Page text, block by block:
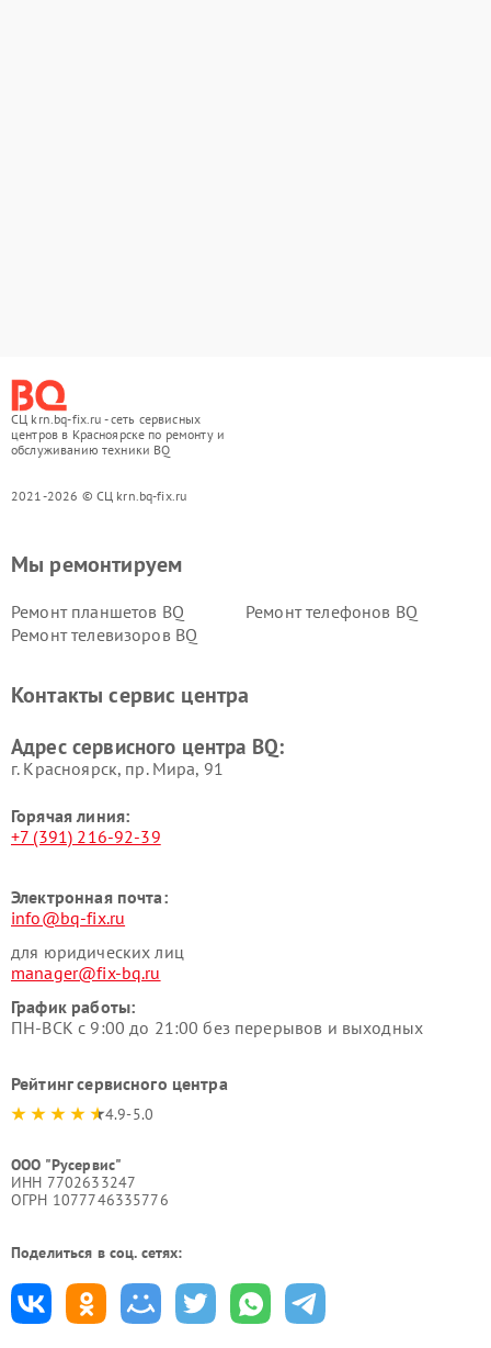
СЦ krn.bq-fix.ru - сеть сервисных
центров в Красноярске по ремонту и
обслуживанию техники BQ
2021-2026 © СЦ krn.bq-fix.ru
Мы ремонтируем
Ремонт планшетов BQ
Ремонт телефонов BQ
Ремонт телевизоров BQ
Контакты сервис центра
Адрес сервисного центра BQ:
г. Красноярск, ​пр. Мира, 91
Горячая линия:
+7 (391) 216-92-39
Электронная почта:
info@bq-fix.ru
для юридических лиц
manager@fix-bq.ru
График работы:
ПН-ВСК с 9:00 до 21:00 без перерывов и выходных
Рейтинг сервисного центра
4.9-5.0
ООО "Русервис"
ИНН 7702633247
ОГРН 1077746335776
Поделиться в соц. сетях: